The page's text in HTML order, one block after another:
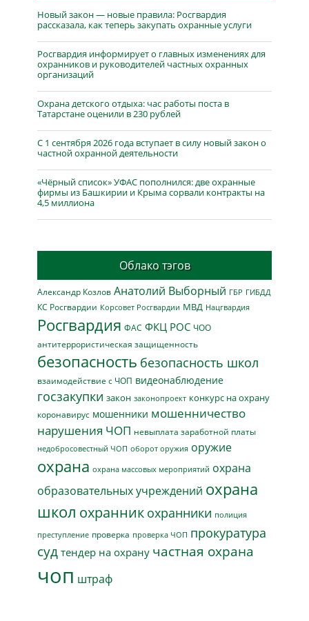
Новый закон — новые правила: Росгвардия
рассказала, как теперь закупать охранные услуги
Росгвардия информирует о главных изменениях для
охранников и руководителей частных охранных
организаций
Охрана детского отдыха: час работы поста в
Татарстане оценили в 230 рублей
С 1 сентября 2026 года вступает в силу новый закон о
частной охранной деятельности
«Чёрный список» УФАС пополнился: две охранные
фирмы из Башкирии и Крыма сорвали контракты на
4,5 миллиона
Облако тэгов
Александр Козлов Анатолий Выборный ГБР ГИБДД
КС Росгвардии Корсовет Росгвардии МВД Нацгвардия
Росгвардия ФАС ФКЦ РОС ЧОО
антитеррористическая защищенность
безопасность безопасность школ
взаимодействие с ЧОП видеонаблюдение
госзакупки закон законопроект конкурс на охрану
коронавирус мошенники мошенничество
нарушения ЧОП невыплата заработной платы
недобросовестный ЧОП оборот оружия оружие
охрана охрана массовых мероприятий охрана
образовательных учреждений охрана
школ охранник охранники полиция
преступление проверка проверка ЧОП прокуратура
суд тендер на охрану частная охрана
чоп штраф